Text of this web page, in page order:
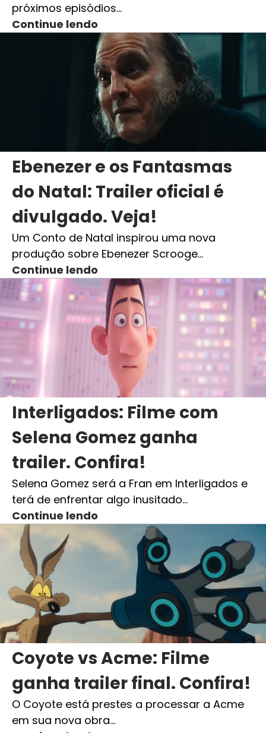
próximos episódios…
Continue lendo
Ebenezer e os Fantasmas
do Natal: Trailer oficial é
divulgado. Veja!
Um Conto de Natal inspirou uma nova
produção sobre Ebenezer Scrooge…
Continue lendo
Interligados: Filme com
Selena Gomez ganha
trailer. Confira!
Selena Gomez será a Fran em Interligados e
terá de enfrentar algo inusitado…
Continue lendo
Coyote vs Acme: Filme
ganha trailer final. Confira!
O Coyote está prestes a processar a Acme
em sua nova obra…